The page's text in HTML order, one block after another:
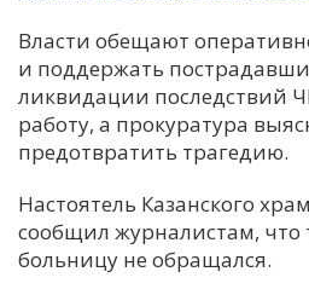
Власти обещают
и поддержать
ликвидации последствий
работу, а прокуратура
предотвратить трагедию.
Настоятель Казанского
сообщил журналистам, что
больницу не обращался.